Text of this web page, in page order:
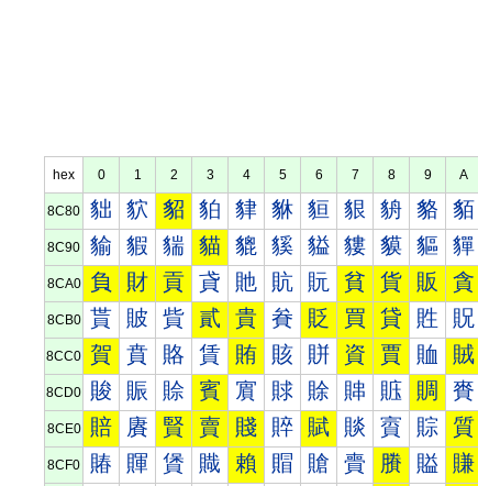
hex 0 1 2 3 4 5 6 7 8 9 A
8C80 貀 貁 貂 貃 貄 貅 貆 貇 貈 貉 貊
8C90 貐 貑 貒 貓 貔 貕 貖 貗 貘 貙 貚
8CA0 負 財 貢 貣 貤 貥 貦 貧 貨 販 貪
8CB0 貰 貱 貲 貳 貴 貵 貶 買 貸 貹 貺
8CC0 賀 賁 賂 賃 賄 賅 賆 資 賈 賉 賊
8CD0 賐 賑 賒 賓 賔 賕 賖 賗 賘 賙 賚
8CE0 賠 賡 賢 賣 賤 賥 賦 賧 賨 賩 質
8CF0 賰 賱 賲 賳 賴 賵 賶 賷 賸 賹 賺